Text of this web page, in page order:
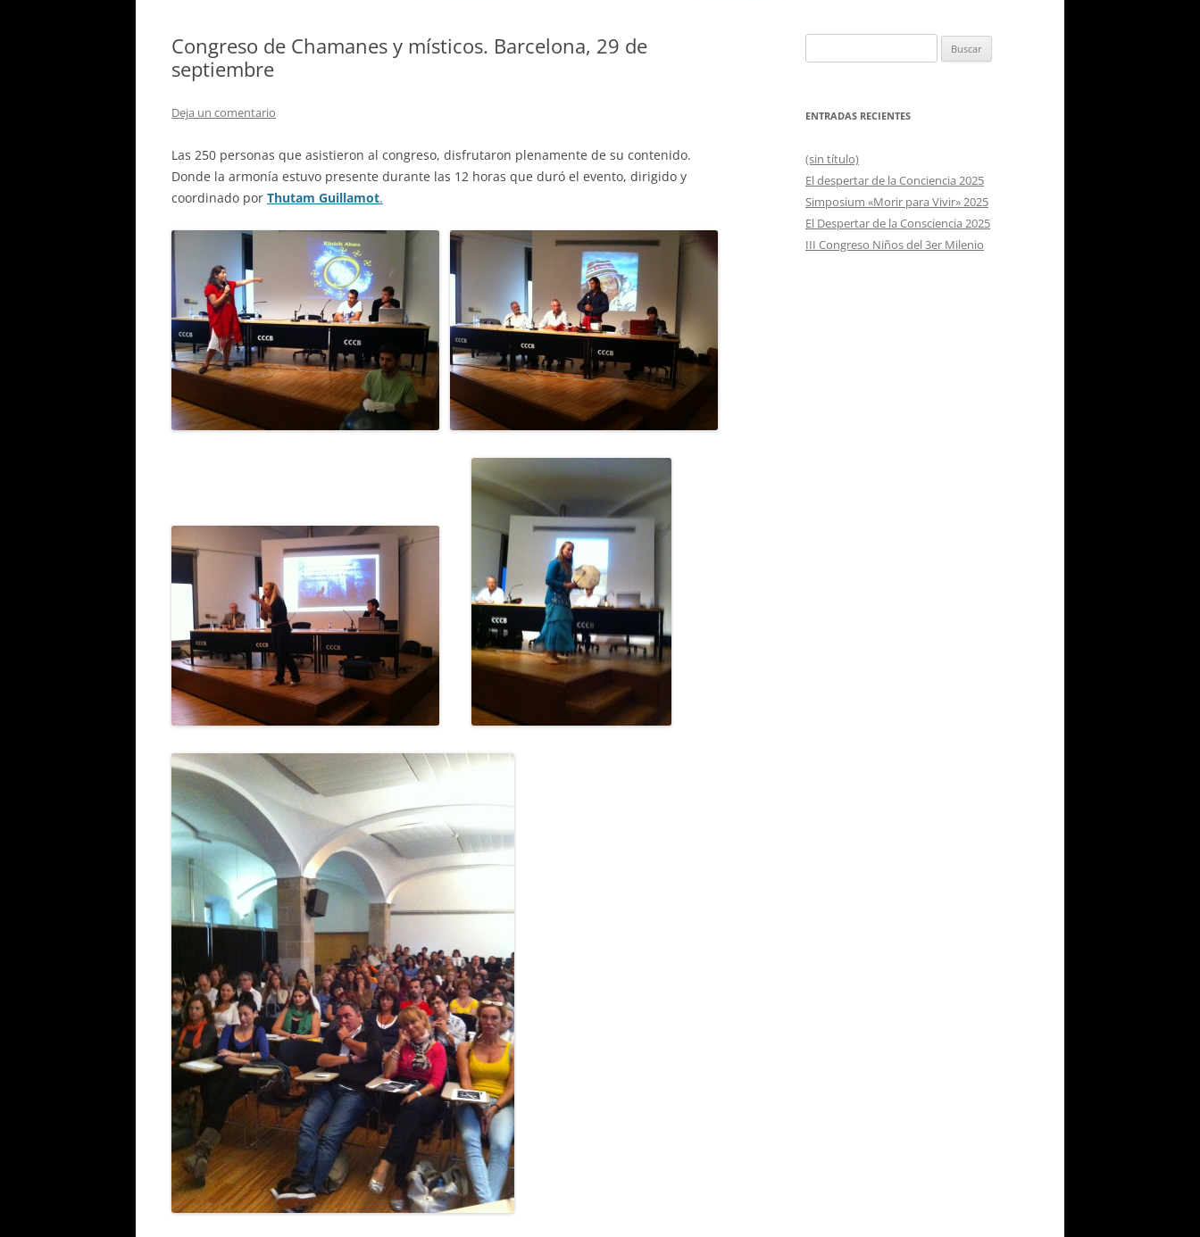
Congreso de Chamanes y místicos. Barcelona, 29 de
septiembre
Deja un comentario
Las 250 personas que asistieron al congreso, disfrutaron plenamente de su contenido.
Donde la armonía estuvo presente durante las 12 horas que duró el evento, dirigido y
coordinado por Thutam Guillamot.
ENTRADAS RECIENTES
(sin título)
El despertar de la Conciencia 2025
Simposium «Morir para Vivir» 2025
El Despertar de la Consciencia 2025
III Congreso Niños del 3er Milenio